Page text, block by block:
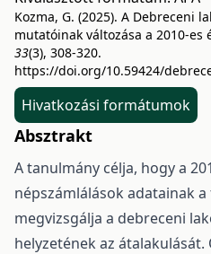
Kozma, G. (2025). A Debreceni
mutatóinak változása a 2010-es
33(3), 308-320.
https://doi.org/10.59424/
Hivatkozási formátumok
Absztrakt
A tanulmány célja, hogy a
népszámlálások adatainak
megvizsgálja a debreceni
helyzetének az átalakulását.